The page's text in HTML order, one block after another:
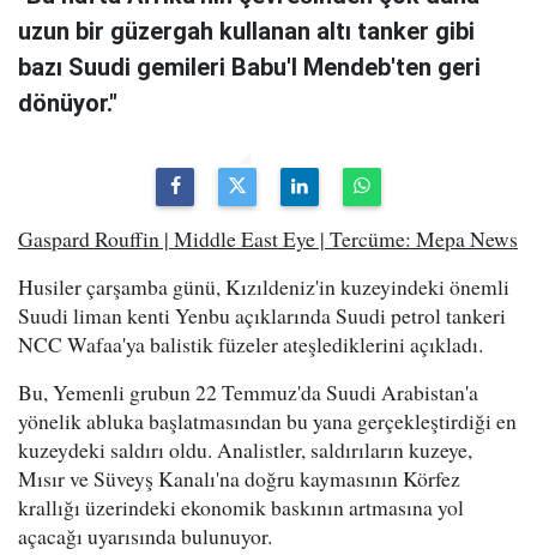
uzun bir güzergah kullanan altı tanker gibi
bazı Suudi gemileri Babu'l Mendeb'ten geri
dönüyor."
Gaspard Rouffin | Middle East Eye | Tercüme: Mepa News
Husiler çarşamba günü, Kızıldeniz'in kuzeyindeki önemli
Suudi liman kenti Yenbu açıklarında Suudi petrol tankeri
NCC Wafaa'ya balistik füzeler ateşlediklerini açıkladı.
Bu, Yemenli grubun 22 Temmuz'da Suudi Arabistan'a
yönelik abluka başlatmasından bu yana gerçekleştirdiği en
kuzeydeki saldırı oldu. Analistler, saldırıların kuzeye,
Mısır ve Süveyş Kanalı'na doğru kaymasının Körfez
krallığı üzerindeki ekonomik baskının artmasına yol
açacağı uyarısında bulunuyor.